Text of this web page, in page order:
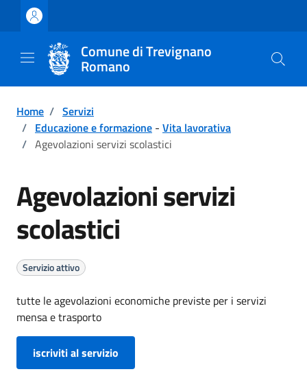
Vai ai contenuti
Vai al footer
Comune di Trevignano
Romano
Home / Servizi
/ Educazione e formazione - Vita lavorativa
/ Agevolazioni servizi scolastici
Agevolazioni servizi
scolastici
Servizio attivo
tutte le agevolazioni economiche previste per i servizi
mensa e trasporto
iscriviti al servizio